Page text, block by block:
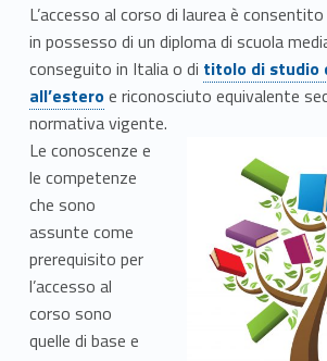
L’accesso al corso di laurea è
in possesso di un diploma di scuola
conseguito in Italia o di Link identifier #identifier__149623-7
titolo di studio
all’esteroe riconosciuto equivalente
normativa vigente.
Le conoscenze e
le competenze
che sono
assunte come
prerequisito per
l’accesso al
corso sono
quelle di base e